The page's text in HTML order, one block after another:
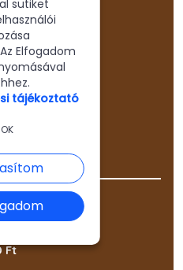
Ft
sütiket
Elfogadom
tájékoztató